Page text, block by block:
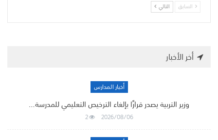
السابق التالي
أخر الأخبار
أخبار المدارس
وزير التربية يصدر قرارًا بإلغاء الترخيص التعليمي للمدرسة…
2026/08/06
2